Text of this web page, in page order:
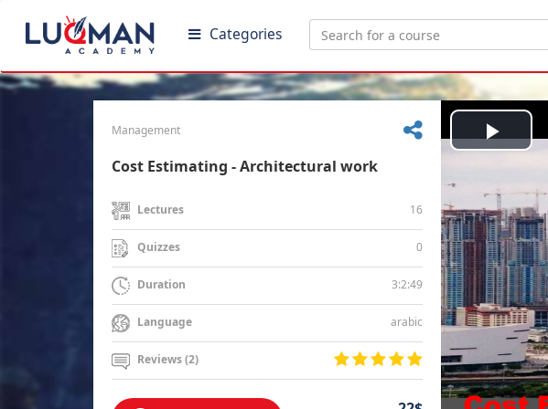
Categories
Management
Cost Estimating - Architectural work
Lectures 16
Quizzes 0
Duration 3:2:49
Language arabic
Reviews (2)
Play
Video